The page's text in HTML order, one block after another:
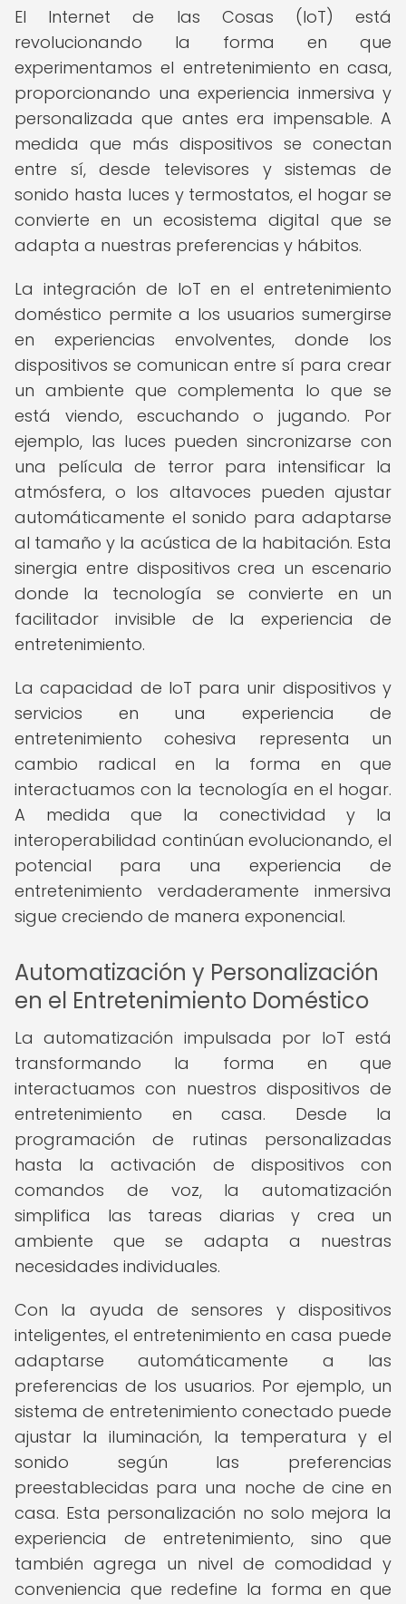
El Internet de las Cosas (IoT) está
revolucionando la forma en que
experimentamos el entretenimiento en casa,
proporcionando una experiencia inmersiva y
personalizada que antes era impensable. A
medida que más dispositivos se conectan
entre sí, desde televisores y sistemas de
sonido hasta luces y termostatos, el hogar se
convierte en un ecosistema digital que se
adapta a nuestras preferencias y hábitos.
La integración de IoT en el entretenimiento
doméstico permite a los usuarios sumergirse
en experiencias envolventes, donde los
dispositivos se comunican entre sí para crear
un ambiente que complementa lo que se
está viendo, escuchando o jugando. Por
ejemplo, las luces pueden sincronizarse con
una película de terror para intensificar la
atmósfera, o los altavoces pueden ajustar
automáticamente el sonido para adaptarse
al tamaño y la acústica de la habitación. Esta
sinergia entre dispositivos crea un escenario
donde la tecnología se convierte en un
facilitador invisible de la experiencia de
entretenimiento.
La capacidad de IoT para unir dispositivos y
servicios en una experiencia de
entretenimiento cohesiva representa un
cambio radical en la forma en que
interactuamos con la tecnología en el hogar.
A medida que la conectividad y la
interoperabilidad continúan evolucionando, el
potencial para una experiencia de
entretenimiento verdaderamente inmersiva
sigue creciendo de manera exponencial.
Automatización y Personalización
en el Entretenimiento Doméstico
La automatización impulsada por IoT está
transformando la forma en que
interactuamos con nuestros dispositivos de
entretenimiento en casa. Desde la
programación de rutinas personalizadas
hasta la activación de dispositivos con
comandos de voz, la automatización
simplifica las tareas diarias y crea un
ambiente que se adapta a nuestras
necesidades individuales.
Con la ayuda de sensores y dispositivos
inteligentes, el entretenimiento en casa puede
adaptarse automáticamente a las
preferencias de los usuarios. Por ejemplo, un
sistema de entretenimiento conectado puede
ajustar la iluminación, la temperatura y el
sonido según las preferencias
preestablecidas para una noche de cine en
casa. Esta personalización no solo mejora la
experiencia de entretenimiento, sino que
también agrega un nivel de comodidad y
conveniencia que redefine la forma en que